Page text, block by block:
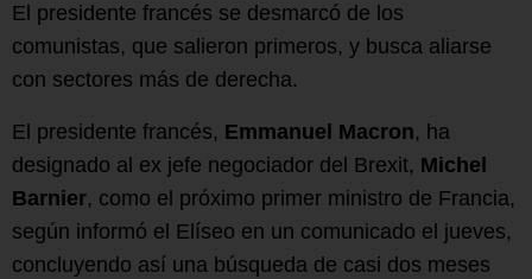
El presidente francés se desmarcó de los
comunistas, que salieron primeros, y busca aliarse
con sectores más de derecha.
El presidente francés, Emmanuel Macron, ha
designado al ex jefe negociador del Brexit, Michel
Barnier, como el próximo primer ministro de Francia,
según informó el Elíseo en un comunicado el jueves,
concluyendo así una búsqueda de casi dos meses